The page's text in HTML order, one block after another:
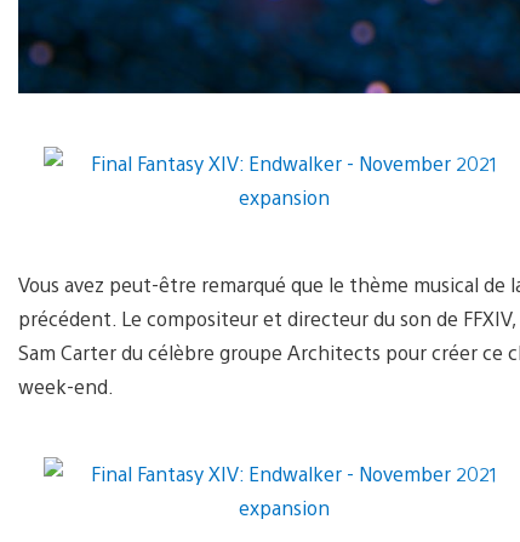
Vous avez peut-être remarqué que le thème musical
précédent. Le compositeur et directeur du son de
Sam Carter du célèbre groupe Architects pour créer ce
week-end.